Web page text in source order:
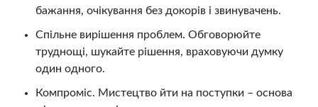
бажання, очікування без докорів і звинувачень.
Спільне вирішення проблем. Обговорюйте
труднощі, шукайте рішення, враховуючи думку
один одного.
Компроміс. Мистецтво йти на поступки – основа